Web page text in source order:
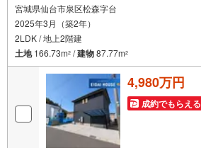
宮城県仙台市泉区松森字台
2025年3月（築2年）
2LDK / 地上2階建
土地166.73m2 /建物87.77m2
4,980万円
成約でもらえる